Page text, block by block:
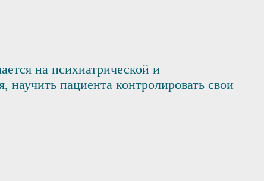
на психиатрической и
научить пациента контролировать свои